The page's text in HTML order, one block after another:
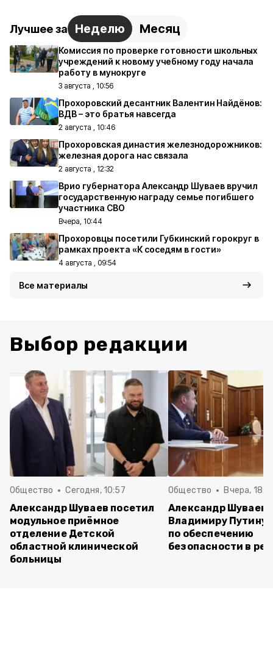
Лучшее за Неделю Месяц
Комиссия по проверке готовности школьных
учреждений к новому учебному году начала
работу в мунокруге
3 августа , 10:56
Прохоровский десантник Валентин Найдёнов:
ВДВ – это братья навсегда
2 августа , 10:46
Прохоровская династия железнодорожников:
железная дорога нас связала
2 августа , 12:32
Врио губернатора Александр Шуваев вручил
государственную награду семье погибшего
участника СВО
Вчера, 10:44
Прохоровцы посетили Губкинский горокруг в
рамках проекта «К соседям в гости»
4 августа , 09:54
Все материалы
Выбор редакции
Общество Сегодня, 10:57
Александр Шуваев посетил
модульное приёмное
отделение Детской
областной клинической
больницы
Общество Вчера,
Александр Шуваев
Владимиру Путину
по обеспечению
безопасности в